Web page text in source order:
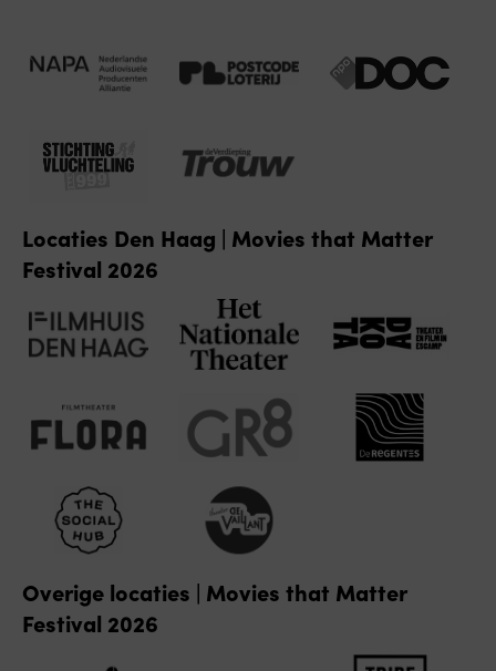
Locaties Den Haag | Movies that Matter
Festival 2026
Overige locaties | Movies that Matter
Festival 2026